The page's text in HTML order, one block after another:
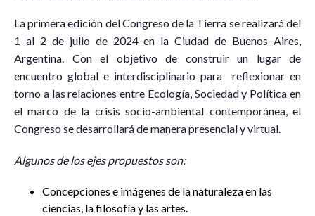
La primera edición del Congreso de la Tierra se realizará del
1 al 2 de julio de 2024 en la Ciudad de Buenos Aires,
Argentina. Con el objetivo de construir un lugar de
encuentro global e interdisciplinario para reflexionar en
torno a las relaciones entre Ecología, Sociedad y Política en
el marco de la crisis socio-ambiental contemporánea, el
Congreso se desarrollará de manera presencial y virtual.
Algunos de los ejes propuestos son:
Concepciones e imágenes de la naturaleza en las
ciencias, la filosofía y las artes.